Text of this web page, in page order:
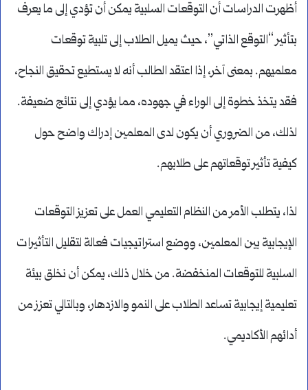
أظهرت الدراسات أن التوقعات السلبية يمكن أن تؤدي إلى ما يعرف
بتأثير “التوقع الذاتي”، حيث يميل الطلاب إلى تلبية توقعات
معلميهم. بمعنى آخر، إذا اعتقد الطالب أنه لا يستطيع تحقيق النجاح،
فقد يتخذ خطوة إلى الوراء في جهوده، مما يؤدي إلى نتائج ضعيفة.
لذلك، من الضروري أن يكون لدى المعلمين إدراك واضح حول
كيفية تأثير توقعاتهم على طلابهم.
لذا، يتطلب الأمر من النظام التعليمي العمل على تعزيز التوقعات
الإيجابية بين المعلمين، ووضع استراتيجيات فعالة لتقليل التأثيرات
السلبية للتوقعات المنخفضة. من خلال ذلك، يمكن أن نخلق بيئة
تعليمية إيجابية تساعد الطلاب على النمو والازدهار، وبالتالي تعزز من
أدائهم الأكاديمي.